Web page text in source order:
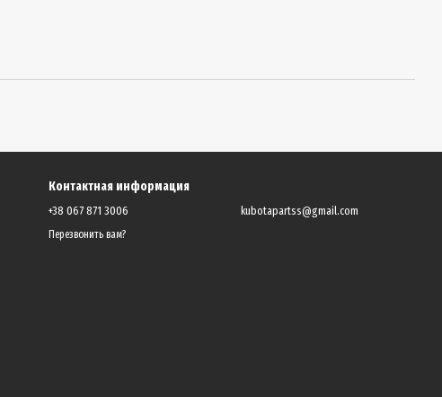
Контактная информация
+38 067 871 3006
Перезвонить вам?
kubotapartss@gmail.com